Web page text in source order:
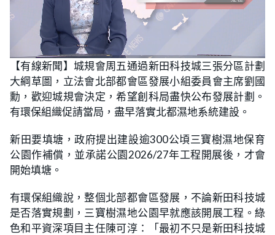
U
n
m
L
o
a
d
e
d
:
2
0
.
%
【有線新聞】城規會周五通過新田科技城三張分區計劃
大綱草圖，立法會北部都會區發展小組委員會主席劉國
勳，歡迎城規會決定，希望創科局盡快公布發展計劃。
有環保組織促請當局，盡早落實北都濕地系統建設。
新田要填塘，政府提出建設逾300公頃三寶樹濕地保育
公園作補償，並承諾公園2026/27年工程開展後，才會
開始填塘。
有環保組織說，整個北部都會區發展，不論新田科技城
是否落實規劃，三寶樹濕地公園早就應該開展工程。綠
色和平資深項目主任陳可淳：「最初不只是新田科技城